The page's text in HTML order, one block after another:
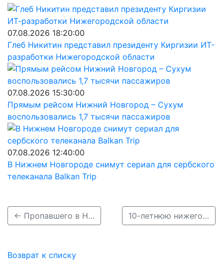
07.08.2026 18:20:00
Глеб Никитин представил президенту Киргизии ИТ-
разработки Нижегородской области
07.08.2026 15:30:00
Прямым рейсом Нижний Новгород – Сухум
воспользовались 1,7 тысячи пассажиров
07.08.2026 12:40:00
В Нижнем Новгороде снимут сериал для сербского
телеканала Balkan Trip
← Пропавшего в Нижегородской области Виктора Стаканова нашли 10-летнюю нижегородку Ангелину Нечепоренко нашли →
Возврат к списку